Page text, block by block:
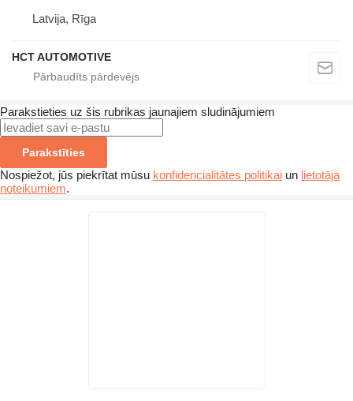
Latvija, Rīga
HCT AUTOMOTIVE
Parakstieties uz šis rubrikas jaunajiem sludinājumiem
Parakstīties
Nospiežot, jūs piekrītat mūsu konfidencialitātes politikai un lietotāja
noteikumiem.